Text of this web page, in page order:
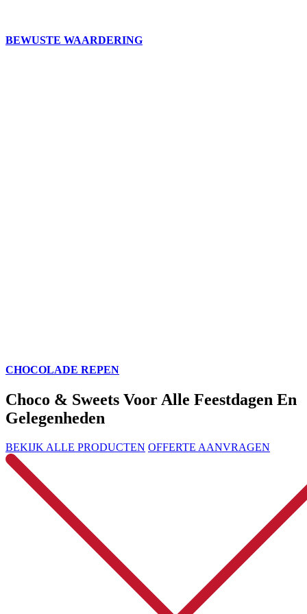
BEWUSTE WAARDERING
CHOCOLADE REPEN
Choco & Sweets Voor Alle Feestdagen En
Gelegenheden
BEKIJK ALLE PRODUCTEN OFFERTE AANVRAGEN